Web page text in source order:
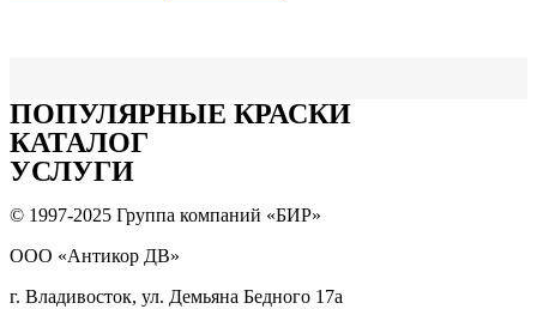
ПОПУЛЯPНЫЕ КРАСКИ
КАТАЛОГ
УСЛУГИ
© 1997-2025 Группа компаний «БИР»
ООО «Антикор ДВ»
г. Владивосток, ул. Демьяна Бедного 17а